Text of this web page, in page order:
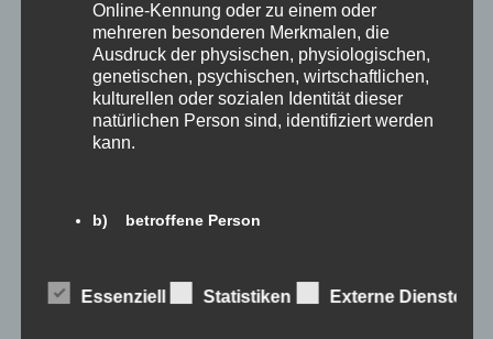
Veranstaltung
WordPress.org
Online-Kennung oder zu einem oder
mehreren besonderen Merkmalen, die
Ausdruck der physischen, physiologischen,
genetischen, psychischen, wirtschaftlichen,
kulturellen oder sozialen Identität dieser
natürlichen Person sind, identifiziert werden
kann.
b) betroffene Person
identifizierbare natürliche Person, deren
Essenziell Statistiken Externe Dienste